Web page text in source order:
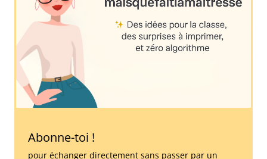
Abonne-toi !
pour échanger directement sans passer par un